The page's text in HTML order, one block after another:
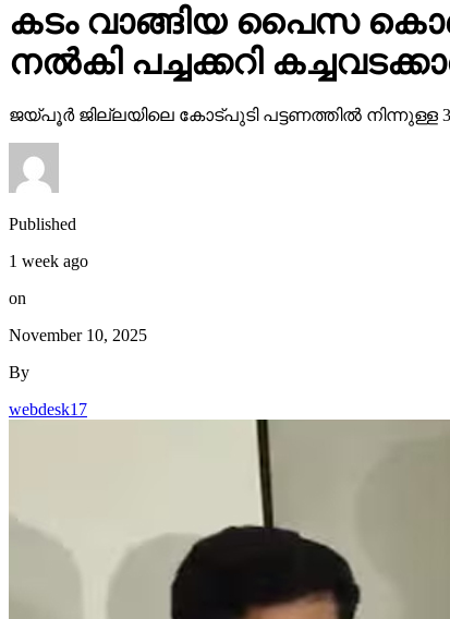
കടം വാങ്ങിയ പൈസ
നല്‍കി പച്ചക്കറി
ജയ്പൂര്‍ ജില്ലയിലെ കോട്പുടി പട്ടണത്തില്‍
Published
1 week ago
on
November 10, 2025
By
webdesk17